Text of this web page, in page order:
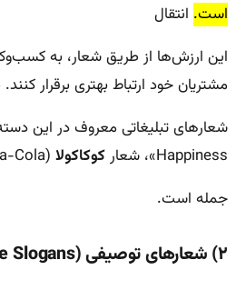
است. انتقال
این ارزش‌ها از طریق شعار، به
مشتریان خود ارتباط بهتری برقرار
Happiness»، شعار
کوکاکولا (Coca-Cola)، از آن
جمله است.
۲) شعارهای توصیفی (Descriptive Slogans)